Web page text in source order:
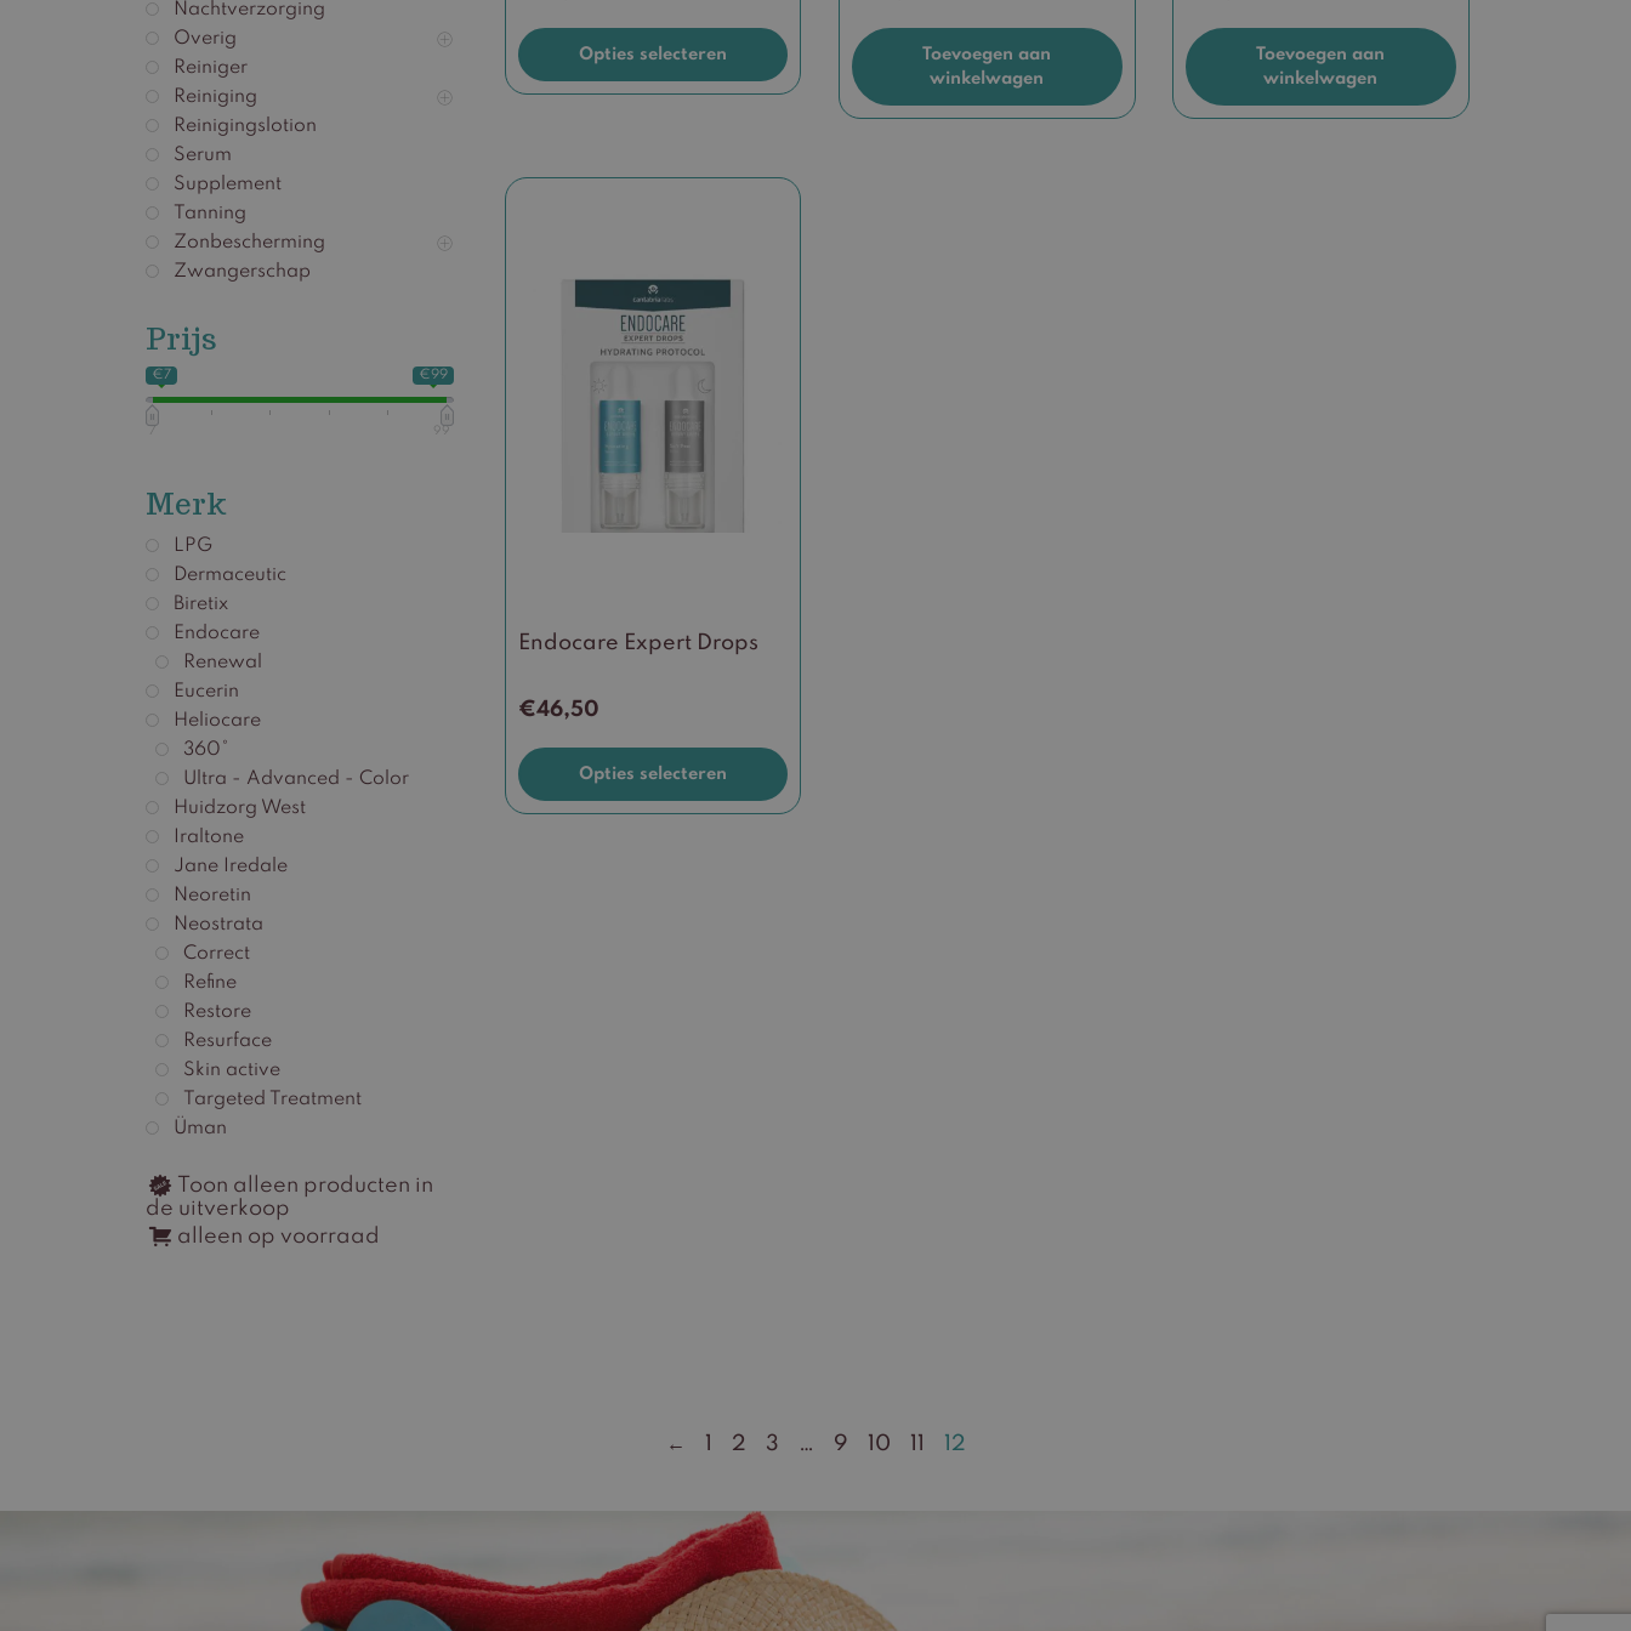
Opties selecteren
Toevoegen aan
winkelwagen
Toevoegen aan
winkelwagen
Endocare Expert Drops
€46,50
Opties selecteren
Dit
meerdere
variaties.
Nachtverzorging
Overig
Reiniger
Reiniging
Reinigingslotion
Serum
Supplement
Tanning
Zonbescherming
Zwangerschap
Prijs
€7 €99
7 99
Merk
LPG
Dermaceutic
Biretix
Endocare
Renewal
Eucerin
Heliocare
360°
Ultra - Advanced - Color
Huidzorg West
Iraltone
Jane Iredale
Neoretin
Neostrata
Correct
Refine
Restore
Resurface
Skin active
Targeted Treatment
Üman
Toon alleen producten in
de uitverkoop
alleen op voorraad
← 1 2 3 … 9 10 11 12